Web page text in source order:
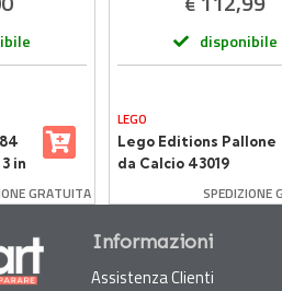
in
GRATUITA
disponibile
LEGO
Lego Editions Pallone
da Calcio 43019
SPEDIZIONE
Informazioni
Assistenza Clienti